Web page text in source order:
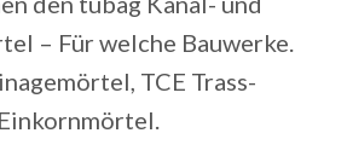
– Für welche Bauwerke.
TCE Trass-